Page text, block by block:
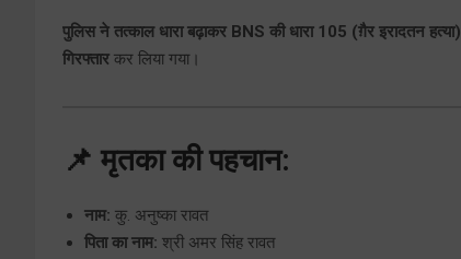
पुलिस ने तत्काल धारा बढ़ाकर BNS की धारा 105 (ग़ैर इरादतन हत्या)
गिरफ्तार कर लिया गया।
📌 मृतका की पहचान:
नाम: कु. अनुष्का रावत
पिता का नाम: श्री अमर सिंह रावत